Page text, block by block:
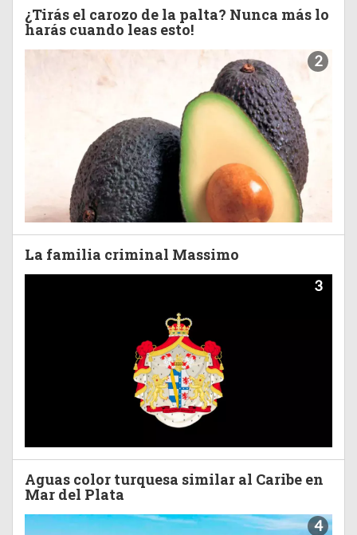
¿Tirás el carozo de la palta? Nunca más lo
harás cuando leas esto!
2
La familia criminal Massimo
3
Aguas color turquesa similar al Caribe en
Mar del Plata
4